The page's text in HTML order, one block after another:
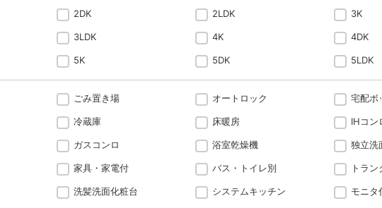
2DK 2LDK 3K
3LDK 4K 4DK
5K 5DK 5LDK
ごみ置き場 オートロック 宅配ボ
冷蔵庫 床暖房 IHコン
ガスコンロ 浴室乾燥機 独立洗
家具・家電付 バス・トイレ別 トラン
洗髪洗面化粧台 システムキッチン モニタ